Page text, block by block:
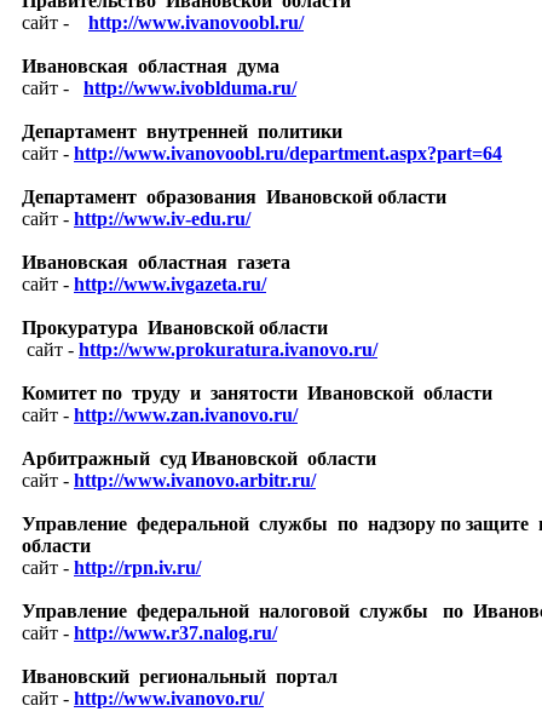
сайт - http://www.ivanovoobl.ru/
Ивановская областная дума
сайт - http://www.ivoblduma.ru/
Департамент внутренней политики
сайт - http://www.ivanovoobl.ru/department.aspx?part=64
Департамент образования Ивановской области
сайт - http://www.iv-edu.ru/
Ивановская областная газета
сайт - http://www.ivgazeta.ru/
Прокуратура Ивановской области
сайт - http://www.prokuratura.ivanovo.ru/
Комитет по труду и занятости Ивановской области
сайт - http://www.zan.ivanovo.ru/
Арбитражный суд Ивановской области
сайт - http://www.ivanovo.arbitr.ru/
Управление федеральной службы по надзору по
области
сайт - http://rpn.iv.ru/
Управление федеральной налоговой службы по
сайт - http://www.r37.nalog.ru/
Ивановский региональный портал
сайт - http://www.ivanovo.ru/